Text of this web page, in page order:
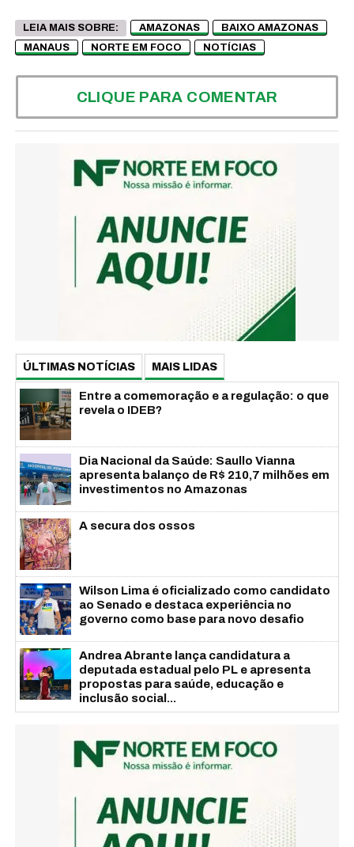
LEIA MAIS SOBRE: AMAZONAS
BAIXO AMAZONAS
MANAUS
NORTE EM FOCO NOTÍCIAS
CLIQUE PARA COMENTAR
ÚLTIMAS NOTÍCIAS MAIS LIDAS
Entre a comemoração e a regulação: o que
revela o IDEB?
Dia Nacional da Saúde: Saullo Vianna
apresenta balanço de R$ 210,7 milhões em
investimentos no Amazonas
A secura dos ossos
Wilson Lima é oficializado como candidato
ao Senado e destaca experiência no
governo como base para novo desafio
Andrea Abrante lança candidatura a
deputada estadual pelo PL e apresenta
propostas para saúde, educação e
inclusão social...